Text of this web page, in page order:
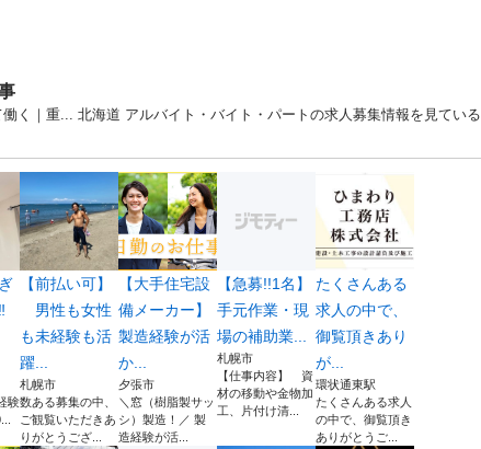
く｜重... 北海道 アルバイト・バイト・パートの求人募集情報を見ている
験
【前払い可】
男性も女性
も未経験も活
躍...
札幌市
数ある募集の中、
ご観覧いただきあ
りがとうござ...
【大手住宅設
備メーカー】
製造経験が活
か...
夕張市
＼窓（樹脂製サッ
シ）製造！／ 製
造経験が活...
【急募!!1名】
手元作業・現
場の補助業...
札幌市
【仕事内容】 資
材の移動や金物加
工、片付け清...
たくさんある
求人の中で、
御覧頂きあり
が...
環状通東駅
たくさんある求人
の中で、御覧頂き
ありがとうご...